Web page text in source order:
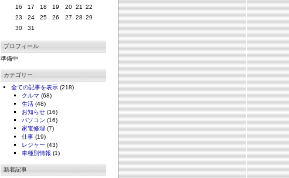
16
17 18 19 20 21
22
23
24 25 26 27 28 29
30
31
プロフィール
準備中
カテゴリー
全ての記事を表示 (218)
クルマ (68)
生活 (48)
お知らせ (16)
パソコン (16)
家電修理 (7)
仕事 (19)
レジャー (43)
車種別情報 (1)
新着記事